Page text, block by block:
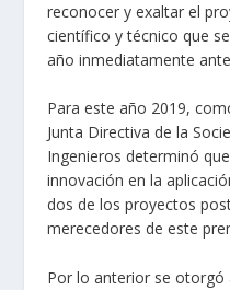
reconocer y exaltar el
científico y técnico que
año inmediatamente
Para este año 2019,
Junta Directiva de la
Ingenieros determinó
innovación en la
dos de los proyectos
merecedores de este
Por lo anterior se otorgó